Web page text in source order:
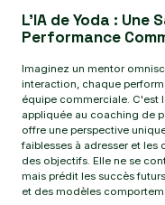
L'IA de Yoda : Une
Performance
Imaginez un mentor
interaction, chaque
équipe commerciale. C'est
appliquée au coaching de
offre une perspective
faiblesses à adresser et les
des objectifs. Elle ne se
mais prédit les succès
et des modèles